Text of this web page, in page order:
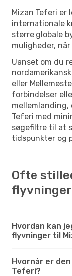
Mizan Teferi
internationale
større globale
muligheder,
Uanset om du
eller
forbindelser
Teferi med
søgefiltre til at
tidspunkter og
Ofte
Hvordan kan
flyvninger til
Hvornår er
Teferi?